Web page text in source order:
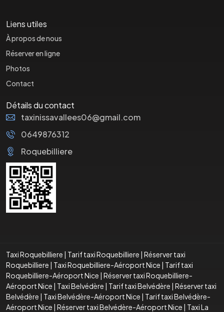
Liens utiles
À propos de nous
Réserver en ligne
Photos
Contact
Détails du contact
taxinissavallees06@gmail.com
0649876312
Roquebilliere
Taxi Roquebilliere | Tarif taxi Roquebilliere | Réserver taxi
Roquebilliere | Taxi Roquebilliere-Aéroport Nice | Tarif taxi
Roquebilliere-Aéroport Nice | Réserver taxi Roquebilliere-
Aéroport Nice | Taxi Belvédère | Tarif taxi Belvédère | Réserver taxi
Belvédère | Taxi Belvédère-Aéroport Nice | Tarif taxi Belvédère-
Aéroport Nice | Réserver taxi Belvédère-Aéroport Nice | Taxi La